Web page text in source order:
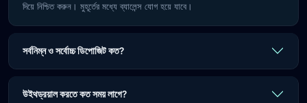
দিয়ে নিশ্চিত করুন। মুহূর্তের মধ্যে ব্যালেন্স যোগ হয়ে যাবে।
সর্বনিম্ন ও সর্বোচ্চ ডিপোজিট কত?
উইথড্রয়াল করতে কত সময় লাগে?